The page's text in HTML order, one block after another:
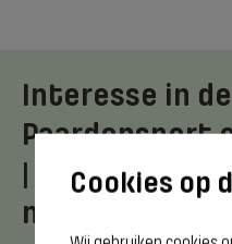
Interesse in
Paardensport
| Vakbekwaam
medewerker ?